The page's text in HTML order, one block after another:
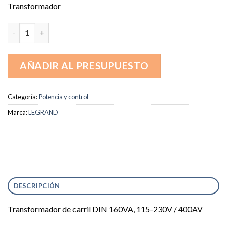
Transformador
AÑADIR AL PRESUPUESTO
Categoría:Potencia y control
Marca:LEGRAND
DESCRIPCIÓN
Transformador de carril DIN 160VA, 115-230V / 400AV